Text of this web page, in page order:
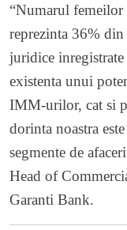
“Numarul
reprezinta 36%
juridice inregistrate
existenta unui
IMM-urilor, cat si
dorinta noastra
segmente de
Head of
Garanti Bank.